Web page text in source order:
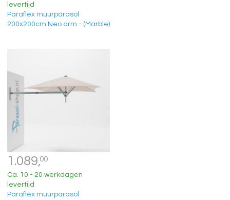
levertijd
Paraflex muurparasol
200x200cm Neo arm - (Marble)
1.089,00
Ca. 10 - 20 werkdagen
levertijd
Paraflex muurparasol